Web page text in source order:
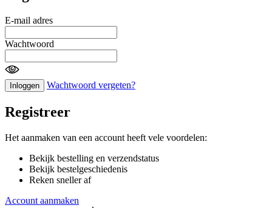
E-mail adres
Wachtwoord
Inloggen Wachtwoord vergeten?
Registreer
Het aanmaken van een account heeft vele voordelen:
Bekijk bestelling en verzendstatus
Bekijk bestelgeschiedenis
Reken sneller af
Account aanmaken